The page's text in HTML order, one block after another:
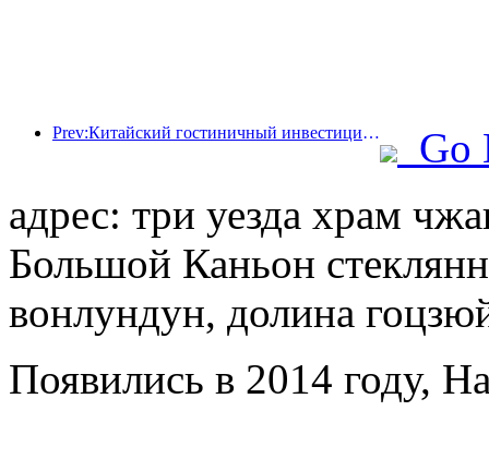
Prev:Китайский гостиничный инвестиционный форум 2024 успешно прошел в Пекине
Go
адрес: три уезда храм
Большой Каньон
вонлундун, долина
Появились в 2014 году,